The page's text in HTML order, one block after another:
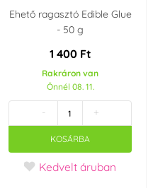
Ehető ragasztó Edible Glue
- 50 g
1 400 Ft
Rakráron van
Önnél 08. 11.
- +
KOSÁRBA
Kedvelt áruban